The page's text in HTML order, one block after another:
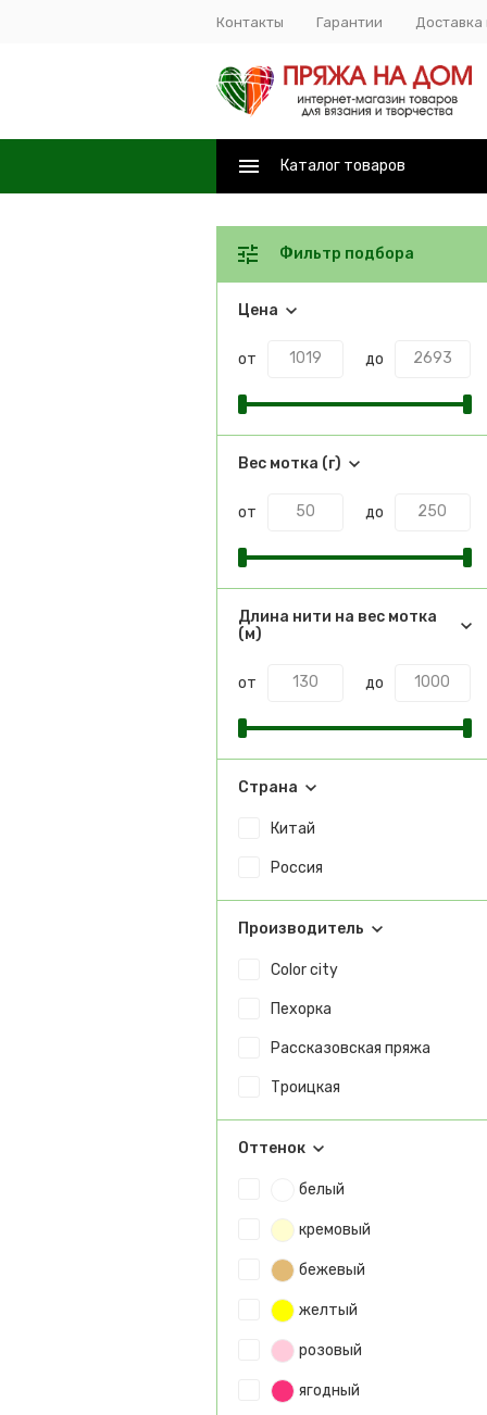
Контакты Гарантии Доставка
Каталог товаров
Фильтр подбора
Цена
от до
Вес мотка (г)
от до
Длина нити на вес мотка
(м)
от до
Страна
Китай
Россия
Производитель
Color city
Пехорка
Рассказовская пряжа
Троицкая
Оттенок
белый
кремовый
бежевый
желтый
розовый
ягодный